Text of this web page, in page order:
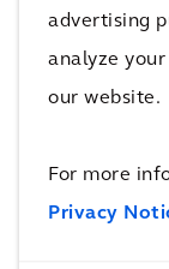
advertising
analyze
our website.
For more
Privacy
etapas de